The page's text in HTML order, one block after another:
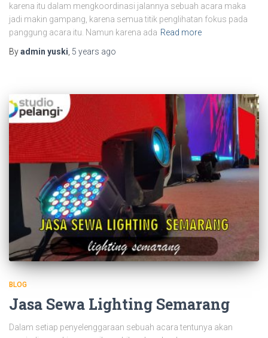
karena itu dalam mengkoordinasi jalannya sebuah acara maka
jadi makin gampang, karena semua titik penglihatan fokus pada
panggung acara itu. Namun karena ada Read more
Byadmin yuski 5 years ago
BLOG
Jasa Sewa Lighting Semarang
Dalam setiap penyelenggaraan sebuah acara tentunya akan